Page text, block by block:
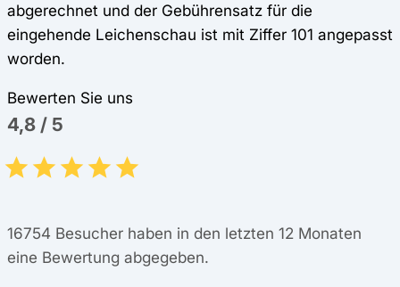
abgerechnet und der Gebührensatz für die
eingehende Leichenschau ist mit Ziffer 101 angepasst
worden.
Bewerten Sie uns
4,8 / 5
16754 Besucher haben in den letzten 12 Monaten
eine Bewertung abgegeben.